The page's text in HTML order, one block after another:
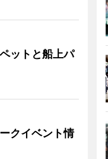
ットと船上パ
クイベント情